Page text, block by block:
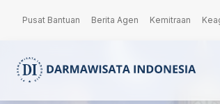
Pusat Bantuan Berita Agen Kemitraan